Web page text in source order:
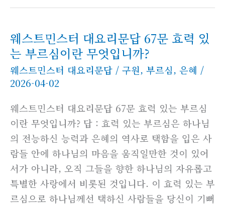
웨스트민스터 대요리문답 67문 효력 있
는 부르심이란 무엇입니까?
웨스트민스터 대요리문답 / 구원, 부르심, 은혜 /
2026-04-02
웨스트민스터 대요리문답 67문 효력 있는 부르심
이란 무엇입니까? 답 : 효력 있는 부르심은 하나님
의 전능하신 능력과 은혜의 역사로 택함을 입은 사
람들 안에 하나님의 마음을 움직일만한 것이 있어
서가 아니라, 오직 그들을 향한 하나님의 자유롭고
특별한 사랑에서 비롯된 것입니다. 이 효력 있는 부
르심으로 하나님께선 택하신 사람들을 당신이 기뻐